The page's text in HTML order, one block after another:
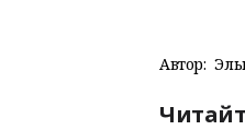
Автор: